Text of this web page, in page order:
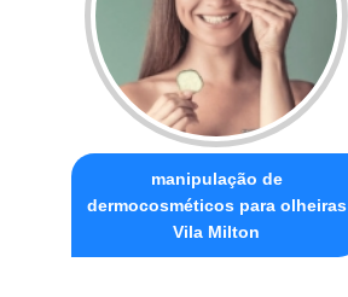
manipulação de
dermocosméticos para olheiras
Vila Milton